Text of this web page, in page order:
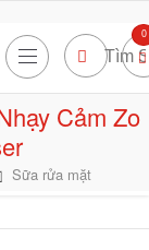
0
Cảm Zo
Sữa rửa mặt